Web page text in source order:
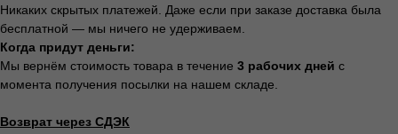
Никаких скрытых платежей. Даже если при заказе доставка была
бесплатной — мы ничего не удерживаем.
Когда придут деньги:
Мы вернём стоимость товара в течение 3 рабочих дней с
момента получения посылки на нашем складе.
Возврат через СДЭК
Магазины
Публичная оферта